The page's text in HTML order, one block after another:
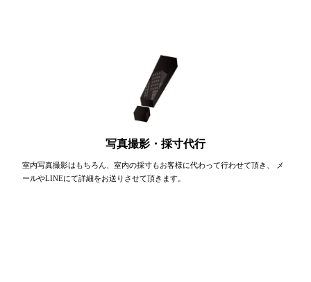
写真撮影・採寸代行
室内写真撮影はもちろん、室内の採寸もお客様に代わって行わせて頂き、 メ
ールやLINEにて詳細をお送りさせて頂きます。